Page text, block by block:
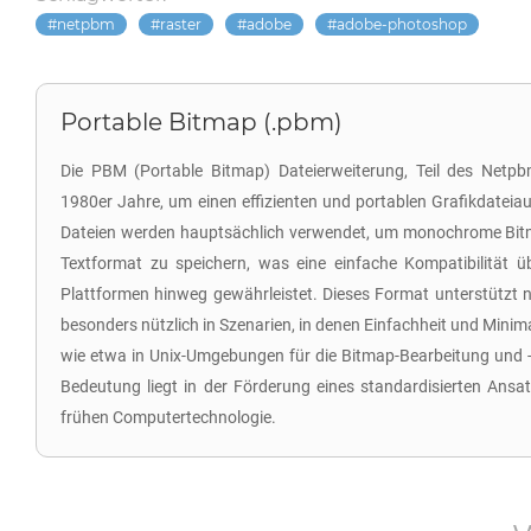
netpbm raster adobe adobe-photoshop
Portable Bitmap (.pbm)
Die PBM (Portable Bitmap) Dateierweiterung, Teil des
1980er Jahre, um einen effizienten und portablen
Dateien werden hauptsächlich verwendet, um monochrome
Textformat zu speichern, was eine einfache Kompatibilität
Plattformen hinweg gewährleistet. Dieses Format unterstützt
besonders nützlich in Szenarien, in denen Einfachheit und
wie etwa in Unix-Umgebungen für die Bitmap-Bearbeitung und
Bedeutung liegt in der Förderung eines standardisierten
frühen Computertechnologie.